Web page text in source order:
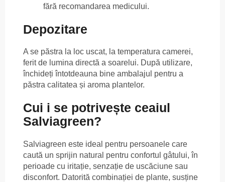
fără recomandarea medicului.
Depozitare
A se păstra la loc uscat, la temperatura camerei,
ferit de lumina directă a soarelui. După utilizare,
închideți întotdeauna bine ambalajul pentru a
păstra calitatea și aroma plantelor.
Cui i se potrivește ceaiul
Salviagreen?
Salviagreen este ideal pentru persoanele care
caută un sprijin natural pentru confortul gâtului, în
perioade cu iritație, senzație de uscăciune sau
disconfort. Datorită combinației de plante, susține